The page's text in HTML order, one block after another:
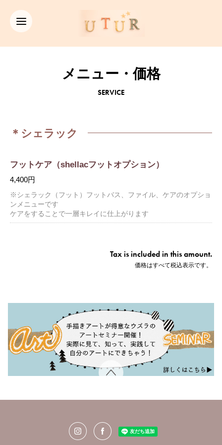
メニュー・価格
SERVICE
＊シェラック
フットケア（shellacフットオプション）
4,400円
※シェラック（フット）フットバス、ファイル、ケアのオプショ
ンメニューです
ケアをすることで一層キレイに仕上がります
Tax is included in this amount.
価格はすべて税込表示です。